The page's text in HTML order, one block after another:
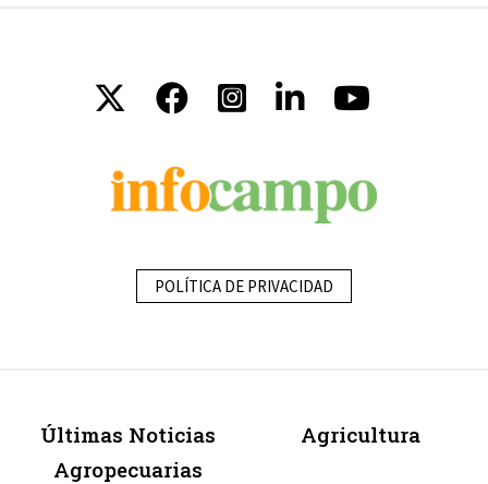
POLÍTICA DE PRIVACIDAD
Últimas Noticias
Agropecuarias
Agricultura